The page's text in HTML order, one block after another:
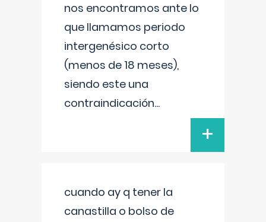
nos encontramos ante lo
que llamamos periodo
intergenésico corto
(menos de 18 meses),
siendo este una
contraindicación...
+
cuando ay q tener la
canastilla o bolso de